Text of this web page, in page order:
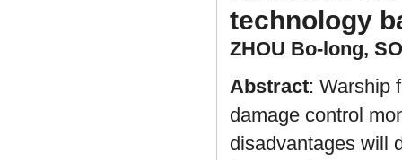
technology
ZHOU Bo-long,
Abstract: Warship
damage control
disadvantages will